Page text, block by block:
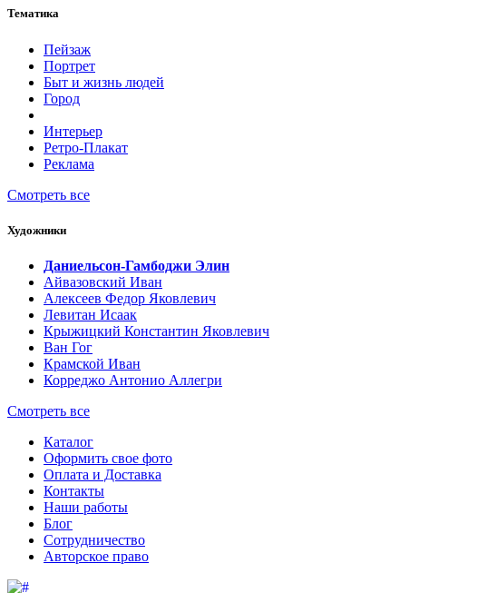
Тематика
Пейзаж
Портрет
Быт и жизнь людей
Город
Интерьер
Ретро-Плакат
Реклама
Смотреть все
Художники
Даниельсон-Гамбоджи Элин
Айвазовский Иван
Алексеев Федор Яковлевич
Левитан Исаак
Крыжицкий Константин Яковлевич
Ван Гог
Крамской Иван
Корреджо Антонио Аллегри
Смотреть все
Каталог
Оформить свое фото
Оплата и Доставка
Контакты
Наши работы
Блог
Сотрудничество
Авторское право